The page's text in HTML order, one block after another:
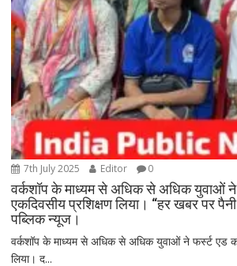
7th July 2025 Editor 0
वर्कशॉप के माध्यम से अधिक से अधिक युवाओं ने
एकदिवसीय प्रशिक्षण लिया। “हर खबर पर
पब्लिक न्यूज।
वर्कशॉप के माध्यम से अधिक से अधिक युवाओं ने फर्स्ट एड
लिया। द...